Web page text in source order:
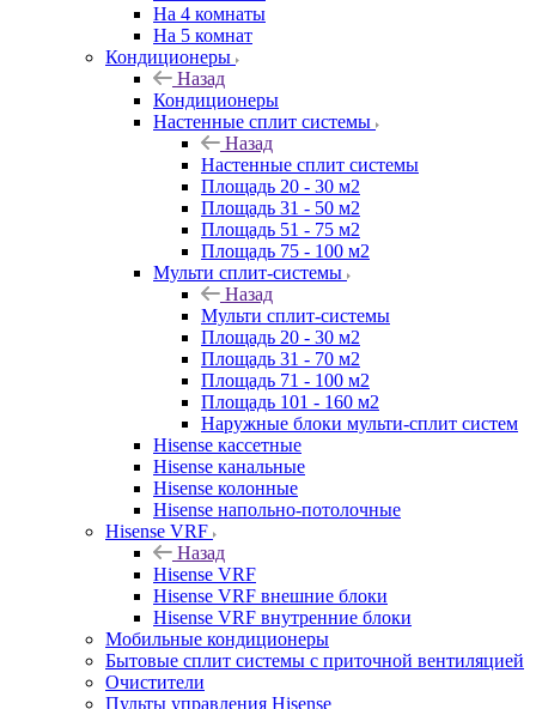
На 4 комнаты
На 5 комнат
Кондиционеры
Назад
Кондиционеры
Настенные сплит системы
Назад
Настенные сплит системы
Площадь 20 - 30 м2
Площадь 31 - 50 м2
Площадь 51 - 75 м2
Площадь 75 - 100 м2
Мульти сплит-системы
Назад
Мульти сплит-системы
Площадь 20 - 30 м2
Площадь 31 - 70 м2
Площадь 71 - 100 м2
Площадь 101 - 160 м2
Наружные блоки мульти-сплит систем
Hisense кассетные
Hisense канальные
Hisense колонные
Hisense напольно-потолочные
Hisense VRF
Назад
Hisense VRF
Hisense VRF внешние блоки
Hisense VRF внутренние блоки
Мобильные кондиционеры
Бытовые сплит системы с приточной вентиляцией
Очистители
Пульты управления Hisense